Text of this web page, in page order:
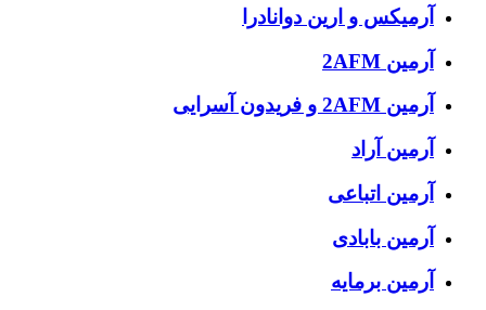
آرمیکس و ارین دوانادرا
آرمین 2AFM
آرمین 2AFM و فریدون آسرایی
آرمین آراد
آرمین اتباعی
آرمین بابادی
آرمین برمایه